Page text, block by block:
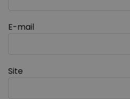
E-mail
Site